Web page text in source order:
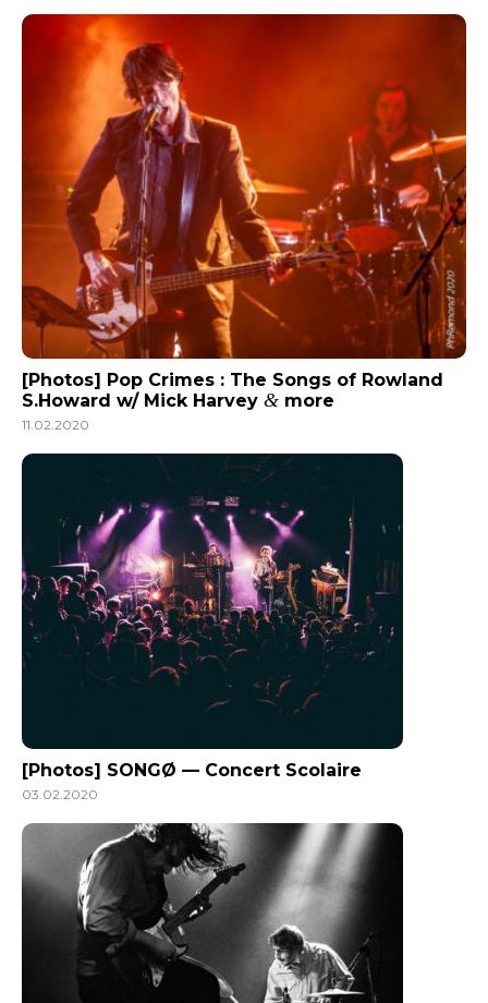
[Photos] Pop Crimes : The Songs of Rowland
S.Howard w/ Mick Harvey & more
11.02.2020
[Photos] SONGØ — Concert Scolaire
03.02.2020